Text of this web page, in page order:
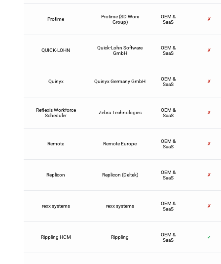
Protime
Protime (SD Worx
Group)
OEM &
SaaS
✗
QUICK-LOHN
Quick-Lohn Software
GmbH
OEM &
SaaS
✗
Quinyx Quinyx Germany GmbH
OEM &
SaaS
✗
Reflexis Workforce
Scheduler
Zebra Technologies
OEM &
SaaS
✗
Remote Remote Europe
OEM &
SaaS
✗
Replicon Replicon (Deltek)
OEM &
SaaS
✗
rexx systems rexx systems
OEM &
SaaS
✗
Rippling HCM Rippling
OEM &
SaaS
✓